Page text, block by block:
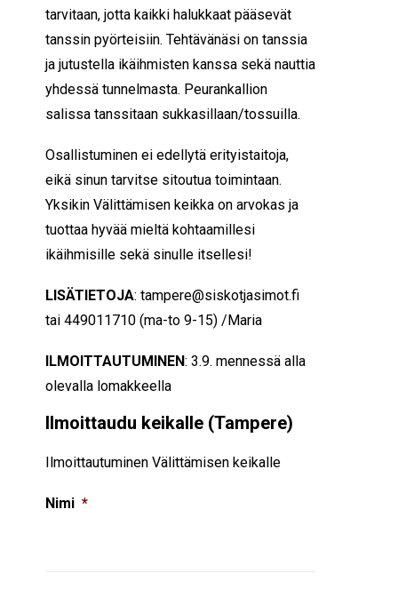
tarvitaan, jotta kaikki halukkaat pääsevät
tanssin pyörteisiin. Tehtävänäsi on tanssia
ja jutustella ikäihmisten kanssa sekä nauttia
yhdessä tunnelmasta. Peurankallion
salissa tanssitaan sukkasillaan/tossuilla.
Osallistuminen ei edellytä erityistaitoja,
eikä sinun tarvitse sitoutua toimintaan.
Yksikin Välittämisen keikka on arvokas ja
tuottaa hyvää mieltä kohtaamillesi
ikäihmisille sekä sinulle itsellesi!
LISÄTIETOJA: tampere@siskotjasimot.fi
tai 449011710 (ma-to 9-15) /Maria
ILMOITTAUTUMINEN: 3.9. mennessä alla
olevalla lomakkeella
Ilmoittaudu keikalle (Tampere)
Ilmoittautuminen Välittämisen keikalle
Nimi *